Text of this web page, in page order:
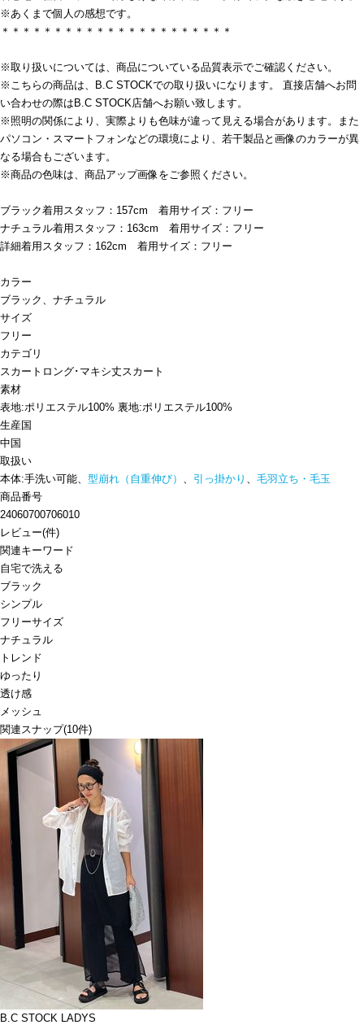
※あくまで個人の感想です。
＊＊＊＊＊＊＊＊＊＊＊＊＊＊＊＊＊＊＊＊＊＊
※取り扱いについては、商品についている品質表示でご確認ください。
※こちらの商品は、B.C STOCKでの取り扱いになります。 直接店舗へお問
い合わせの際はB.C STOCK店舗へお願い致します。
※照明の関係により、実際よりも色味が違って見える場合があります。また
パソコン・スマートフォンなどの環境により、若干製品と画像のカラーが異
なる場合もございます。
※商品の色味は、商品アップ画像をご参照ください。
ブラック着用スタッフ：157cm 着用サイズ：フリー
ナチュラル着用スタッフ：163cm 着用サイズ：フリー
詳細着用スタッフ：162cm 着用サイズ：フリー
カラー
ブラック、ナチュラル
サイズ
フリー
カテゴリ
スカート ロング･マキシ丈スカート
素材
表地:ポリエステル100% 裏地:ポリエステル100%
生産国
中国
取扱い
本体:手洗い可能、 型崩れ（自重伸び） 、 引っ掛かり 、 毛羽立ち・毛玉
商品番号
24060700706010
レビュー(件)
関連キーワード
自宅で洗える
ブラック
シンプル
フリーサイズ
ナチュラル
トレンド
ゆったり
透け感
メッシュ
関連スナップ(10件)
B.C STOCK LADYS